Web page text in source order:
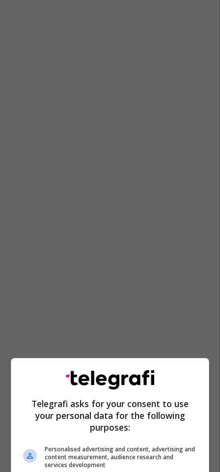
Telegrafi asks for your consent to use
your personal data for the following
purposes:
Personalised advertising and content, advertising and
content measurement, audience research and
services development